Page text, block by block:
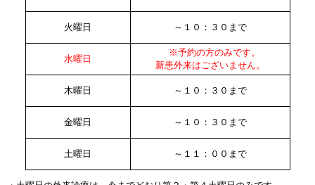
火曜日 ～１０：３０まで
水曜日
※予約の方のみです。
新患外来はございません。
木曜日 ～１０：３０まで
金曜日 ～１０：３０まで
土曜日 ～１１：００まで